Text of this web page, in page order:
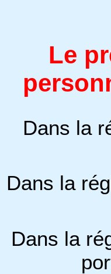
Le
Dans la
Dans la
Dans la